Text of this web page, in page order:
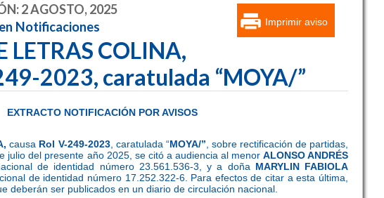
Imprimir aviso
2 AGOSTO, 2025
Notificaciones
LETRAS COLINA,
2023, caratulada “MOYA/”
EXTRACTO NOTIFICACIÓN POR AVISOS
causa Rol V-249-2023, caratulada “MOYA/” , sobre rectificación de partidas,
julio del presente año 2025, se citó a audiencia al menor ALONSO ANDRÉS
de identidad número 23.561.536-3, y a doña MARYLIN FABIOLA
de identidad número 17.252.322-6. Para efectos de citar a esta última,
deberán ser publicados en un diario de circulación nacional.